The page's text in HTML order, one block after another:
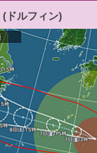
(ドルフィン)